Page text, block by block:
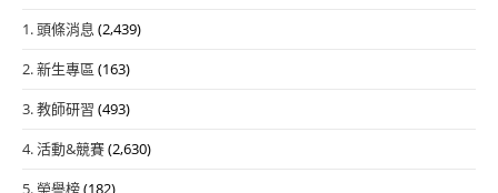
1. 頭條消息 (2,439)
2. 新生專區 (163)
3. 教師研習 (493)
4. 活動&競賽(2,630)
5. 榮譽榜(182)